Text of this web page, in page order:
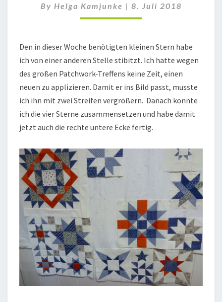
By Helga Kamjunke | 8. Juli 2018
Den in dieser Woche benötigten kleinen Stern habe
ich von einer anderen Stelle stibitzt. Ich hatte wegen
des großen Patchwork-Treffens keine Zeit, einen
neuen zu applizieren. Damit er ins Bild passt, musste
ich ihn mit zwei Streifen vergrößern. Danach konnte
ich die vier Sterne zusammensetzen und habe damit
jetzt auch die rechte untere Ecke fertig.